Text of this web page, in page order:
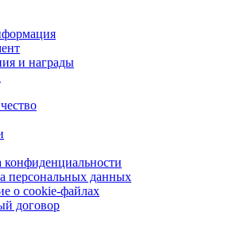
и награды
персональных данных
о cookie-файлах
договор